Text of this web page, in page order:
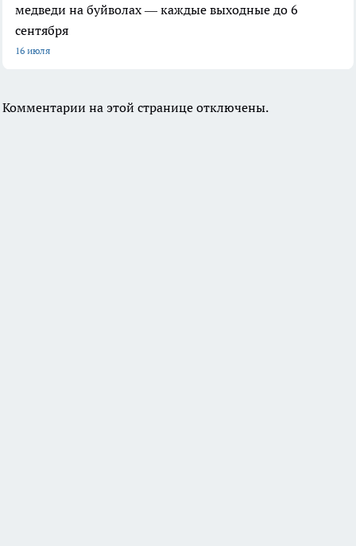
медведи на буйволах — каждые выходные до 6
сентября
16 июля
Комментарии на этой странице отключены.